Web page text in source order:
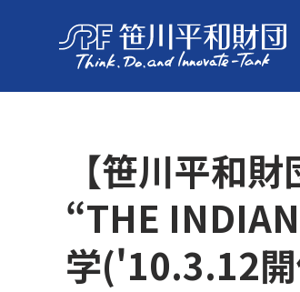
【笹川平和
“THE
学('10.3.12